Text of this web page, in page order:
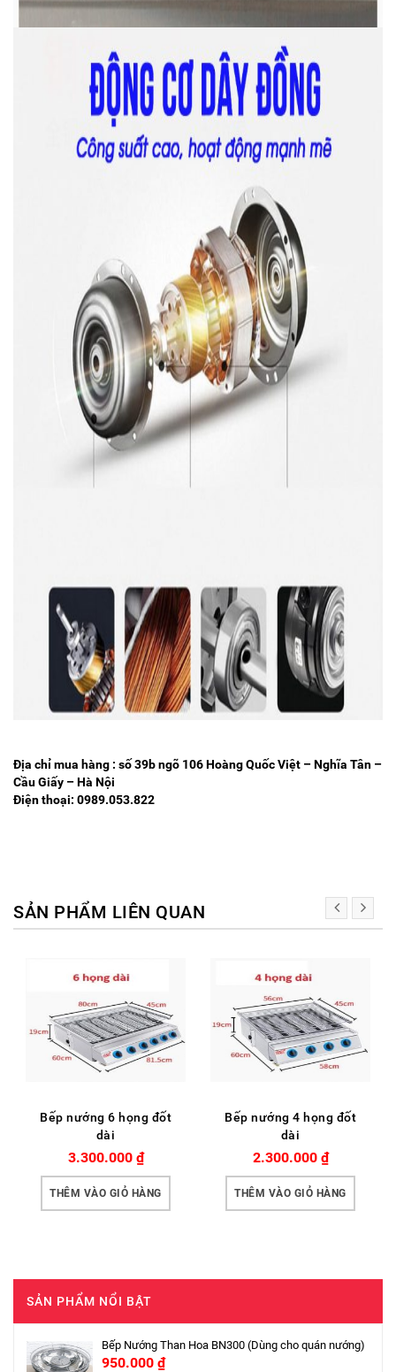
Địa chỉ mua hàng : số 39b ngõ 106 Hoàng Quốc Việt – Nghĩa Tân –
Cầu Giấy – Hà Nội
Điện thoại: 0989.053.822
SẢN PHẨM LIÊN QUAN
Bếp nướng 6 họng đốt
dài
3.300.000 ₫
THÊM VÀO GIỎ HÀNG
Bếp nướng 4 họng đốt
dài
2.300.000 ₫
THÊM VÀO GIỎ HÀNG
SẢN PHẨM NỔI BẬT
Bếp Nướng Than Hoa BN300 (Dùng cho quán nướng)
950.000 ₫